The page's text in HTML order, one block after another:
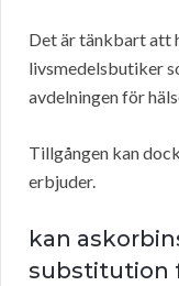
Det är tänkbart att
livsmedelsbutiker
avdelningen för
Tillgången kan
erbjuder.
kan
substitution